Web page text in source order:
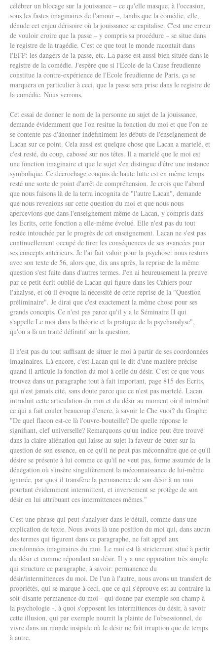
célébrer un blocage sur la jouissance – ce qu'elle masque, à l'occasion,
sous les fastes imaginaires de l'amour –, tandis que la comédie, elle,
dénude cet enjeu dérisoire où la jouissance se capitalise. C'est une erreur
de vouloir croire que la passe – y compris sa procédure – se situe dans
le registre de la tragédie. C'est ce que tout le monde racontait dans
l'EFP: les dangers de la passe, etc. La passe est aussi bien située dans le
registre de la comédie. J'espère que si l'Ecole de la Cause freudienne
constitue la contre-expérience de l'Ecole freudienne de Paris, ça se
marquera en particulier à ceci, que la passe sera prise dans le registre de
la comédie. Nous verrons.
Cet essai de donner le nom de la personne au sujet de la jouissance,
demande évidemment que l'on resitue la fonction du moi et que l'on ne
se contente pas d'ânonner indéfiniment les débuts de l'enseignement de
Lacan sur ce point. Cela aussi est quelque chose que Lacan a martelé, et
c'est resté, du coup, cabossé sur nos têtes. Il a martelé que le moi est
une fonction imaginaire et que le sujet s'en distingue d'être une instance
symbolique. Ce décrochage conquis de haute lutte est en même temps
resté une sorte de point d'arrêt de compréhension. Je crois que l'abord
que nous faisons là de la terra incognita de "l'autre Lacan", demande
que nous revenions sur cette question du moi et que nous nous
apercevions que dans l'enseignement même de Lacan, y compris dans
les Ecrits, cette fonction a elle-même évolué. Elle n'est pas du tout
restée intouchée par le progrès de cet enseignement. Lacan ne s'est pas
continuellement occupé de tirer les conséquences de ses avancées pour
ses concepts antérieurs. Je l'ai fait valoir pour la psychose: nous restons
avec son texte de 56, alors que, dix ans après, la reprise de la même
question s'est faite dans d'autres termes. J'en ai heureusement la preuve
par ce petit écrit oublié de Lacan qui figure dans les Cahiers pour
l'analyse, et où il évoque la nécessité de cette reprise de la "Question
préliminaire". Je dirai que c'est exactement la même chose pour ses
grands concepts. Ce n'est pas parce qu'il y a le Séminaire II qui
s'appelle Le moi dans la théorie et la pratique de la psychanalyse",
qu'on a là un traité définitif sur la question.
Il n'est pas du tout suffisant de situer le moi à partir de ses coordonnées
imaginaires. Là encore, c'est Lacan qui le dit d'une manière précise
quand il articule la fonction du moi à celle du désir. C'est ce que vous
trouvez dans un paragraphe tout à fait important, page 815 des Ecrits,
qui n'est jamais cité, sans doute parce que ce n'est pas martelé. Lacan
introduit cette articulation du moi et du désir au moment où il introduit
ce qui a fait couler beaucoup d'encre, à savoir le Che vuoi? du Graphe:
"De quel flacon est-ce là l'ouvre-bouteille? De quelle réponse le
signifiant, clef universelle? Remarquons qu'un indice peut être trouvé
dans la claire aliénation qui laisse au sujet la faveur de buter sur la
question de son essence, en ce qu'il ne peut pas méconnaître que ce qu'il
désire se présente à lui comme ce qu'il ne veut pas, forme assumée de la
dénégation où s'insère singulièrement la méconnaissance de lui-même
ignorée, par quoi il transfère la permanence de son désir à un moi
pourtant évidemment intermittent, et inversement se protège de son
désir en lui attribuant ces intermittences mêmes."
C'est une phrase qui peut s'analyser dans le détail, comme dans une
explication de texte. Nous avons là une position du moi qui, dans aucun
des termes qui figurent dans ce paragraphe, ne fait appel aux
coordonnées imaginaires du moi. Le moi est là strictement situé à partir
du désir et comme répondant au désir. Il y a une opposition très simple
qui structure ce paragraphe, à savoir: permanence du
désir/intermittences du moi. De l'un à l'autre, nous avons un transfert de
propriétés, qui se marque à ceci, que ce qui s'éprouve est au contraire la
soit-disante permanence du moi - qui donne par exemple son champ à
la psychologie -, à quoi s'opposent les intermittences du désir, à savoir
cette illusion, qui par exemple nourrit la plainte de l'obsessionnel, de
vivre dans un monde insipide où le désir ne fait irruption que de temps
à autre.